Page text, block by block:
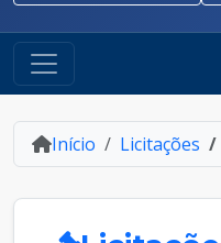
Início Licitações